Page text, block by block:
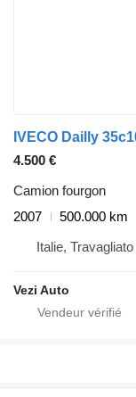
IVECO Dailly
4.500 €
Camion fourgon
2007
500.000 km
Italie,
Vezi Auto